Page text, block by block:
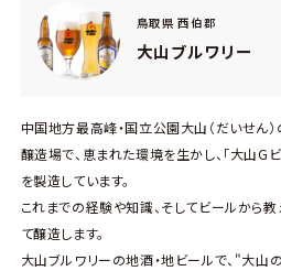
鳥取県 西伯郡
大山ブルワリー
中国地方最高峰・国立公園大山（だいせん
醸造場で、恵まれた環境を生かし、「大山Gビ
を製造しています。
これまでの経験や知識、そしてビールから
て醸造します。
大山ブルワリーの地酒・地ビールで、"大山